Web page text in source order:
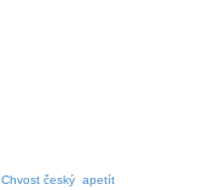
Chvost český apetít